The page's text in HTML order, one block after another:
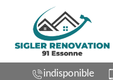
indisponible